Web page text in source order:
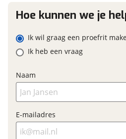
Prijs
€
BTW/marge
Nieuwprijs
Garanties
Hoe kunnen we je
Ik wil graag een proefrit
Ik heb een vraag
Naam
E-mailadres